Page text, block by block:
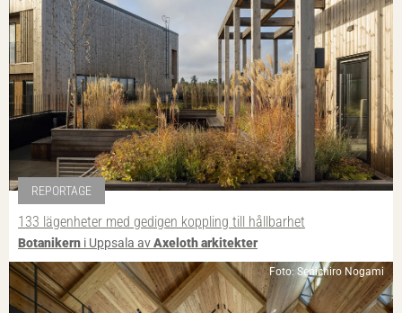
REPORTAGE
133 lägenheter med gedigen koppling till hållbarhet
Botanikern i Uppsala avAxeloth arkitekter
Foto: Senichiro Nogami